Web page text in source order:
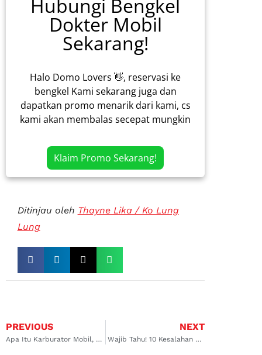
Hubungi Bengkel
Dokter Mobil
Sekarang!
Halo Domo Lovers 👋, reservasi ke
bengkel Kami sekarang juga dan
dapatkan promo menarik dari kami, cs
kami akan membalas secepat mungkin
Klaim Promo Sekarang!
Ditinjau oleh Thayne Lika / Ko Lung
Lung
PREVIOUS
Apa Itu Karburator Mobil, Fungsi, hingga Kiat Perawatannya
NEXT
Wajib Tahu! 10 Kesalahan Pengemudi Pemula dan Cara Menghindarinya